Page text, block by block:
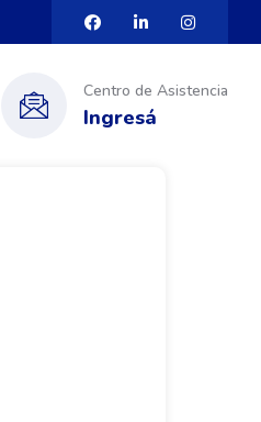
Centro de Asistencia
Ingresá